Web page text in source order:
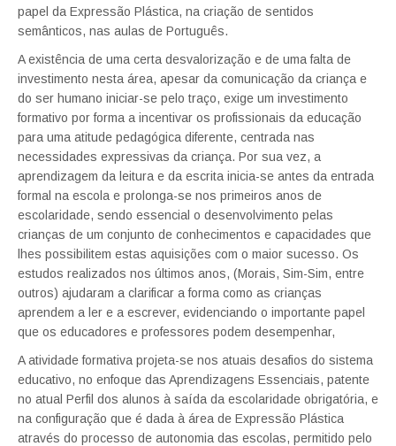
papel da Expressão Plástica, na criação de sentidos
semânticos, nas aulas de Português.
A existência de uma certa desvalorização e de uma falta de
investimento nesta área, apesar da comunicação da criança e
do ser humano iniciar-se pelo traço, exige um investimento
formativo por forma a incentivar os profissionais da educação
para uma atitude pedagógica diferente, centrada nas
necessidades expressivas da criança. Por sua vez, a
aprendizagem da leitura e da escrita inicia-se antes da entrada
formal na escola e prolonga-se nos primeiros anos de
escolaridade, sendo essencial o desenvolvimento pelas
crianças de um conjunto de conhecimentos e capacidades que
lhes possibilitem estas aquisições com o maior sucesso. Os
estudos realizados nos últimos anos, (Morais, Sim-Sim, entre
outros) ajudaram a clarificar a forma como as crianças
aprendem a ler e a escrever, evidenciando o importante papel
que os educadores e professores podem desempenhar,
A atividade formativa projeta-se nos atuais desafios do sistema
educativo, no enfoque das Aprendizagens Essenciais, patente
no atual Perfil dos alunos à saída da escolaridade obrigatória, e
na configuração que é dada à área de Expressão Plástica
através do processo de autonomia das escolas, permitido pelo